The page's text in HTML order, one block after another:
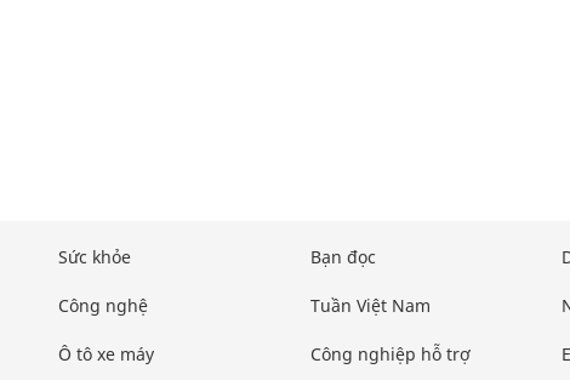
Sức khỏe
Công nghệ
Ô tô xe máy
Bạn đọc
Tuần Việt Nam
Công nghiệp hỗ trợ